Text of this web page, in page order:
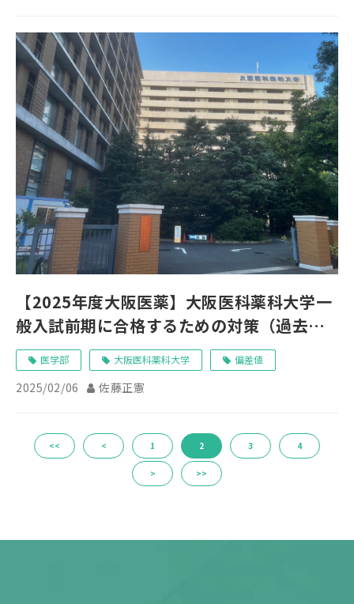
【2025年度大阪医薬】大阪医科薬科大学一
般入試前期に合格するための対策（過去問
分析）
医学部 大阪医科薬科大学 偏差値
2025/02/06 佐藤正憲
<< < 1 2 3 4
> >>